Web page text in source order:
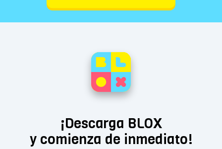
¡Descarga BLOX
y comienza de inmediato!